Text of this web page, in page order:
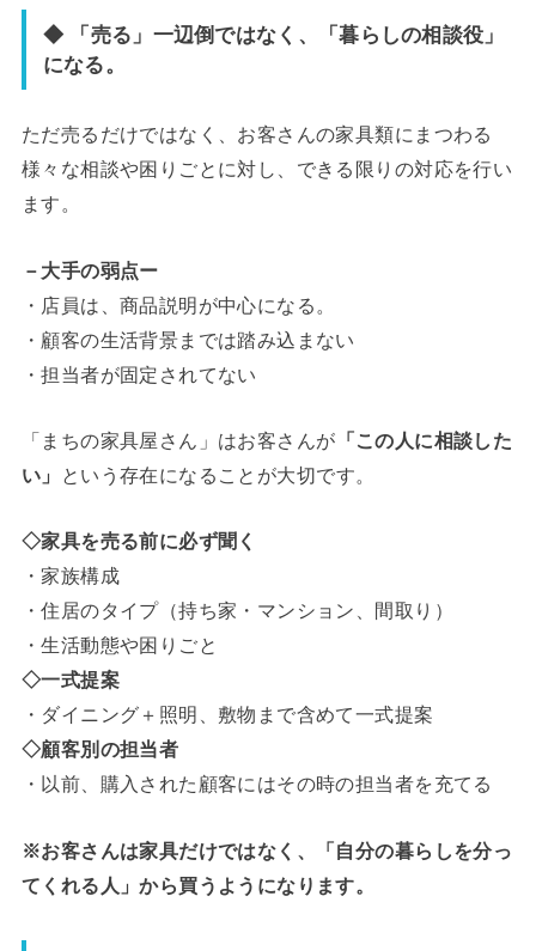
◆ 「売る」一辺倒ではなく、「暮らしの相談役」
になる 。
ただ売るだけではなく、お客さんの家具類にまつわる
様々な相談や困りごとに対し、できる限りの対応を行い
ます。
－大手の弱点ー
・店員は、商品説明が中心になる。
・顧客の生活背景までは踏み込まない
・担当者が固定されてない
「まちの家具屋さん」はお客さんが 「この人に相談した
い」
という存在になることが大切です。
◇家具を売る前に必ず聞く
・家族構成
・住居のタイプ（持ち家・マンション、間取り）
・生活動態や困りごと
◇一式提案
・ダイニング＋照明、敷物まで含めて一式提案
◇顧客別の担当者
・以前、購入された顧客にはその時の担当者を充てる
※お客さんは家具だけではなく、「自分の暮らしを分っ
てくれる人」から買うようになります。